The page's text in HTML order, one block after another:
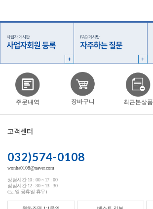
주문내역 장바구니 최근본상품
고객센터
032)574-0108
wonha0108@naver.com
상담시간 10 : 00 ~ 17 : 00
점심시간 12 : 30 ~ 13 : 30
(토,일,공휴일 휴무)